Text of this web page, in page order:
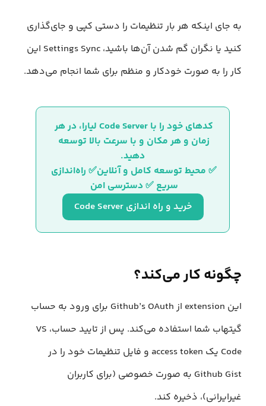
به جای اینکه هر بار تنظیمات را دستی کپی و جای‌گذاری
کنید یا نگران گم شدن آن‌ها باشید، Settings Sync این
کار را به صورت خودکار و منظم برای شما انجام می‌دهد.
کدهای خود را با Code Server لیارا، در هر
زمان و هر مکان و با سرعت بالا توسعه
دهید.
✅ محیط توسعه کامل و آنلاین✅ راه‌اندازی
سریع ✅ دسترسی امن
خرید و راه اندازی Code Server
چگونه کار می‌کند؟
این extension از Github’s OAuth برای ورود به حساب
گیتهاب شما استفاده می‌کند. پس از تایید حساب، VS
Code یک access token و فایل تنظیمات خود را در
Github Gist به صورت خصوصی (برای کاربران
غیرایرانی)، ذخیره‌ کند.